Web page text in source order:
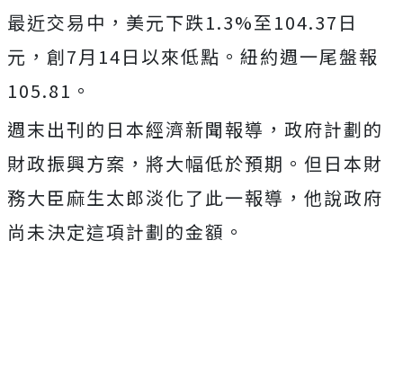
最近交易中，美元下跌1.3%至104.37日
元，創7月14日以來低點。紐約週一尾盤報
105.81。
週末出刊的日本經濟新聞報導，政府計劃的
財政振興方案，將大幅低於預期。但日本財
務大臣麻生太郎淡化了此一報導，他說政府
尚未決定這項計劃的金額。